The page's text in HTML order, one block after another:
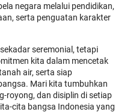
negara melalui pendidikan,
serta penguatan karakter
seremonial, tetapi
kita dalam mencetak
air, serta siap
Mari kita tumbuhkan
royong, dan disiplin di setiap
cita bangsa Indonesia yang